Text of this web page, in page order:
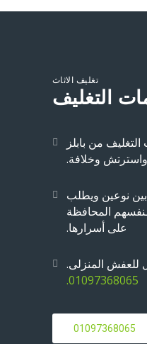
تغليف الاثاث
التغليف
من بابلز
واسترتش وخلافة.
نوعين ويطلب
المحافظة
على أسرارها.
للعفش المنزلى.
01097368065.
01097368065